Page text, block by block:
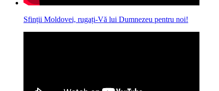
Sfinții Moldovei, rugați-Vă lui Dumnezeu pentru noi!